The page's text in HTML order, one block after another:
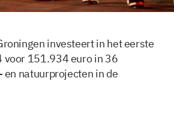
investeert in het eerste
voor 151.934 euro in 36
en natuurprojecten in de